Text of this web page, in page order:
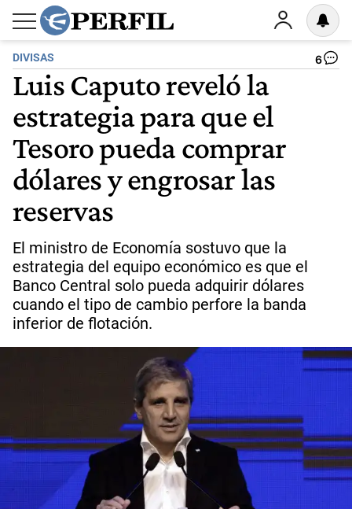
DIVISAS 6
Luis Caputo reveló la
estrategia para que el
Tesoro pueda comprar
dólares y engrosar las
reservas
El ministro de Economía sostuvo que la
estrategia del equipo económico es que el
Banco Central solo pueda adquirir dólares
cuando el tipo de cambio perfore la banda
inferior de flotación.